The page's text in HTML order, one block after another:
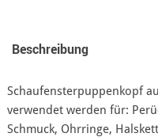
Beschreibung
Schaufensterpuppenkopf
verwendet werden für:
Schmuck, Ohrringe,